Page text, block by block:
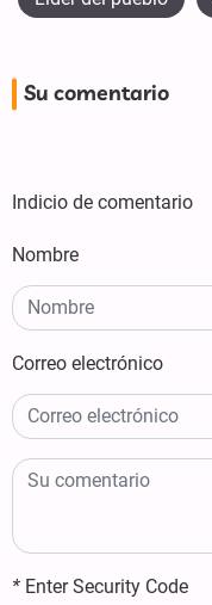
Su comentario
Indicio de comentario
Nombre
Correo electrónico
* Enter Security Code